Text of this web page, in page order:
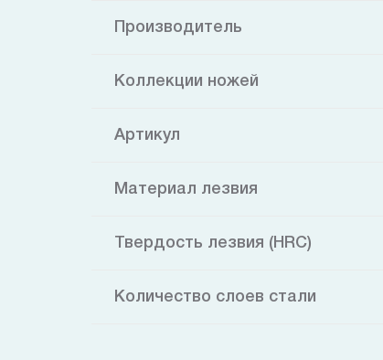
Производитель
Коллекции ножей
Артикул
Материал лезвия
Твердость лезвия (HRC)
Количество слоев стали